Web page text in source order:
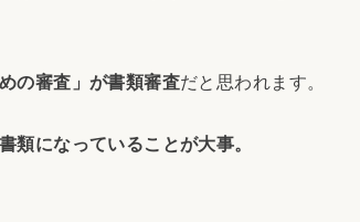
の審査」が書類審査だと思われます。
類になっていることが大事。